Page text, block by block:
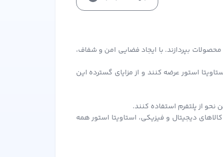
بپردازند. با ایجاد فضایی امن و شفاف،
استور عرضه کنند و از مزایای گسترده این
از پلتفرم استفاده کنند.
دیجیتال و فیزیکی، استاویتا استور همه